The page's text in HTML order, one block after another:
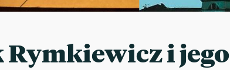
Rymkiewicz i jego